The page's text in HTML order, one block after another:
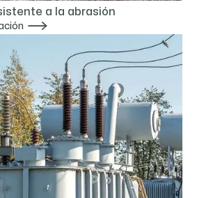
a la abrasión
